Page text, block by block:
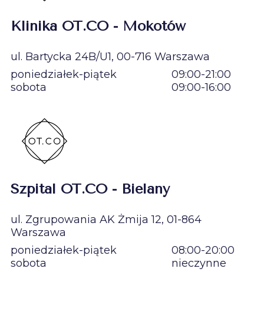
Klinika OT.CO - Mokotów
ul. Bartycka 24B/U1, 00-716 Warszawa
poniedziałek-piątek
09:00-21:00
sobota
09:00-16:00
Szpital OT.CO - Bielany
ul. Zgrupowania AK Żmija 12, 01-864
Warszawa
poniedziałek-piątek
08:00-20:00
sobota
nieczynne